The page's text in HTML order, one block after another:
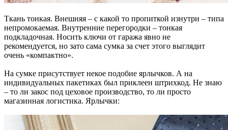
Ткань тонкая. Внешняя – с какой то пропиткой изнутри – типа
непромокаемая. Внутренние перегородки – тонкая
подкладочная. Носить ключи от гаража явно не
рекомендуется, но зато сама сумка за счет этого выглядит
очень «компактно».
На сумке присутствует некое подобие ярлычков. А на
индивидуальных пакетиках был приклеен штрихкод. Не знаю
– то ли закос под цеховое производство, то ли просто
магазинная логистика. Ярлычки: